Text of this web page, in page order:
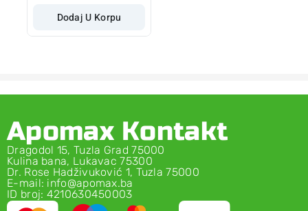
Dodaj U Korpu
Apomax Kontakt
Dragodol 15, Tuzla Grad 75000
Kulina bana, Lukavac 75300
Dr. Rose Hadživuković 1, Tuzla 75000
E-mail: info@apomax.ba
ID broj: 4210630450003